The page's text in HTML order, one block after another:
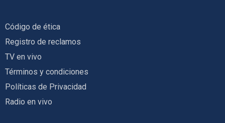
Código de ética
Registro de reclamos
TV en vivo
Términos y condiciones
Políticas de Privacidad
Radio en vivo